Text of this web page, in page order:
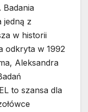
Badania
jedną z
w historii
odkryta w 1992
Aleksandra
to szansa dla